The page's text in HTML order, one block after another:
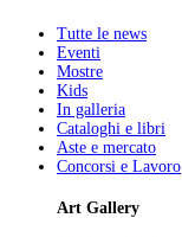
Tutte le news
Eventi
Mostre
Kids
In galleria
Cataloghi e libri
Aste e mercato
Concorsi e Lavoro
Art Gallery